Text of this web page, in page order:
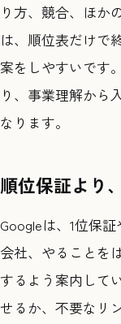
り方、競合、ほか
は、順位表だけで
案をしやすいです
り、事業理解から
なります。
順位保証より
Googleは、1位保
会社、やることを
するよう案内して
せるか、不要なリ